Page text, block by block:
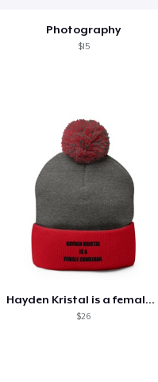
Photography
$15
Hayden Kristal is a female comedian
$26